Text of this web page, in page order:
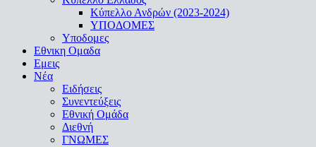
Κύπελλο Ανδρών (2023-2024)
ΥΠΟΔΟΜΕΣ
Υποδομες
Εθνικη Ομαδα
Εμεις
Νέα
Ειδήσεις
Συνεντεύξεις
Εθνική Ομάδα
Διεθνή
ΓΝΩΜΕΣ